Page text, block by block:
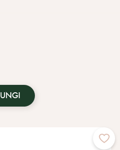
di veglia e sonno (DHEA,
Onset), un parametro molto
nella medicina del sonno.
di identificare il percorso
per riequilibrare il proprio
di vita adeguato.